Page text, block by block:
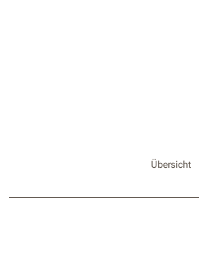
Übersicht